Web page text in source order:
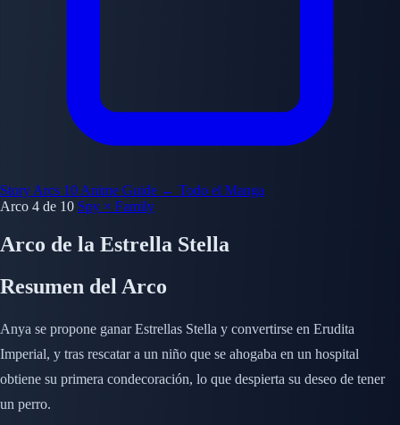
Story Arcs 10 Anime Guide ← Todo el Manga
Arco 4 de 10 Spy × Family
Arco de la Estrella Stella
Resumen del Arco
Anya se propone ganar Estrellas Stella y convertirse en Erudita
Imperial, y tras rescatar a un niño que se ahogaba en un hospital
obtiene su primera condecoración, lo que despierta su deseo de tener
un perro.